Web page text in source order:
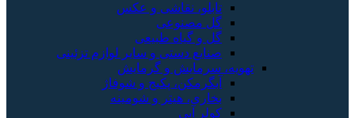
تابلو، نقاشی و عکس
گل مصنوعی
گل و گیاه طبیعی
صنایع دستی و سایر لوازم تزئینی
تهویه، سرمایش و گرمایش
آبگرمکن، پکیج و شوفاژ
بخاری، هیتر و شومینه
کولر آبی